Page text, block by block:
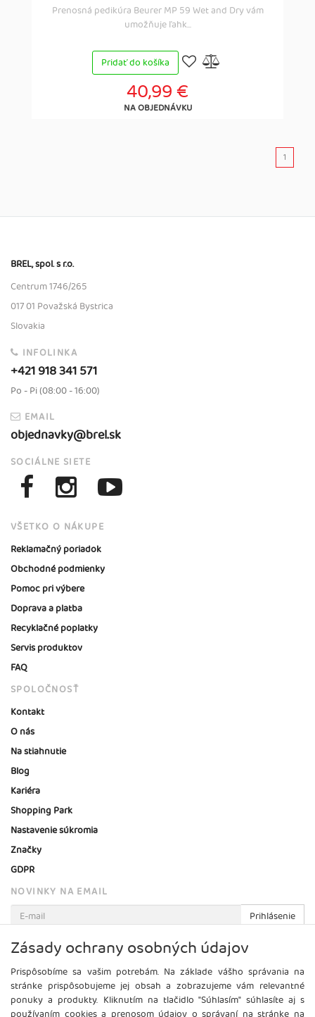
Prenosná pedikúra Beurer MP 59 Wet and Dry vám
umožňuje ľahk...
Pridať do košíka
40,99 €
NA OBJEDNÁVKU
1
BREL, spol. s r.o.
Centrum 1746/265
017 01 Považská Bystrica
Slovakia
INFOLINKA
+421 918 341 571
Po - Pi (08:00 - 16:00)
EMAIL
objednavky@brel.sk
SOCIÁLNE SIETE
VŠETKO O NÁKUPE
Reklamačný poriadok
Obchodné podmienky
Pomoc pri výbere
Doprava a platba
Recyklačné poplatky
Servis produktov
FAQ
SPOLOČNOSŤ
Kontakt
O nás
Na stiahnutie
Blog
Kariéra
Shopping Park
Nastavenie súkromia
Značky
GDPR
NOVINKY NA EMAIL
Prihlásenie
Viac informácií o tejto službe
Zásady ochrany osobných údajov
Prispôsobíme sa vašim potrebám. Na základe vášho správania na
stránke prispôsobujeme jej obsah a zobrazujeme vám relevantné
ponuky a produkty. Kliknutím na tlačidlo "Súhlasím" súhlasíte aj s